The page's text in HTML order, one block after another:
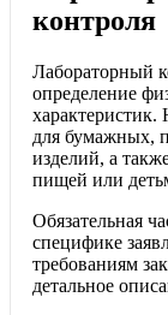
контроля
Лабораторный
определение
характеристик.
для бумажных,
изделий, а
пищей или
Обязательная
специфике
требованиям
детальное